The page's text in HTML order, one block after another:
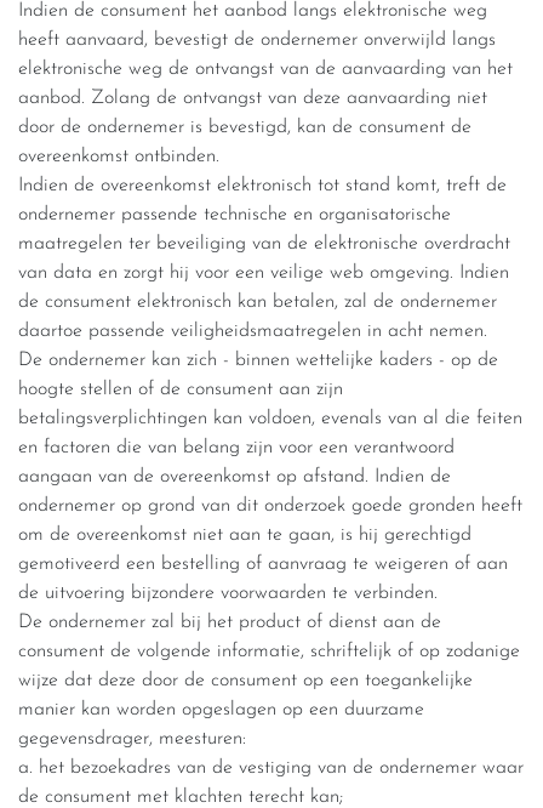
Indien de consument het aanbod langs elektronische weg
heeft aanvaard, bevestigt de ondernemer onverwijld langs
elektronische weg de ontvangst van de aanvaarding van het
aanbod. Zolang de ontvangst van deze aanvaarding niet
door de ondernemer is bevestigd, kan de consument de
overeenkomst ontbinden.
Indien de overeenkomst elektronisch tot stand komt, treft de
ondernemer passende technische en organisatorische
maatregelen ter beveiliging van de elektronische overdracht
van data en zorgt hij voor een veilige web omgeving. Indien
de consument elektronisch kan betalen, zal de ondernemer
daartoe passende veiligheidsmaatregelen in acht nemen.
De ondernemer kan zich - binnen wettelijke kaders - op de
hoogte stellen of de consument aan zijn
betalingsverplichtingen kan voldoen, evenals van al die feiten
en factoren die van belang zijn voor een verantwoord
aangaan van de overeenkomst op afstand. Indien de
ondernemer op grond van dit onderzoek goede gronden heeft
om de overeenkomst niet aan te gaan, is hij gerechtigd
gemotiveerd een bestelling of aanvraag te weigeren of aan
de uitvoering bijzondere voorwaarden te verbinden.
De ondernemer zal bij het product of dienst aan de
consument de volgende informatie, schriftelijk of op zodanige
wijze dat deze door de consument op een toegankelijke
manier kan worden opgeslagen op een duurzame
gegevensdrager, meesturen:
a. het bezoekadres van de vestiging van de ondernemer waar
de consument met klachten terecht kan;